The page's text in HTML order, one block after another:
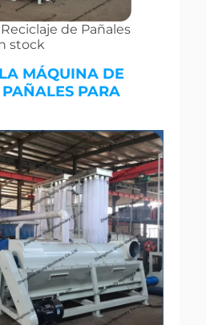
de Pañales
stock
MÁQUINA DE
PARA